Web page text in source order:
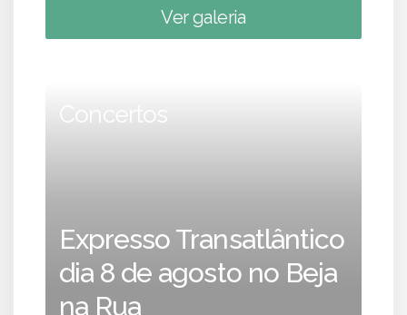
Ver galeria
Concertos
Expresso Transatlântico
dia 8 de agosto no Beja
na Rua